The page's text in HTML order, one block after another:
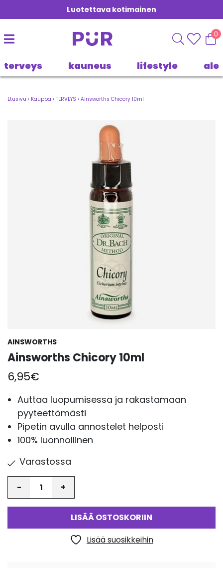
Luotettava kotimainen
0
terveys kauneus lifestyle ale
Etusivu › Kauppa › TERVEYS › Ainsworths Chicory 10ml
AINSWORTHS
Ainsworths Chicory 10ml
6,95€
Auttaa luopumisessa ja rakastamaan
pyyteettömästi
Pipetin avulla annostelet helposti
100% luonnollinen
Varastossa
LISÄÄ OSTOSKORIIN
Lisää suosikkeihin